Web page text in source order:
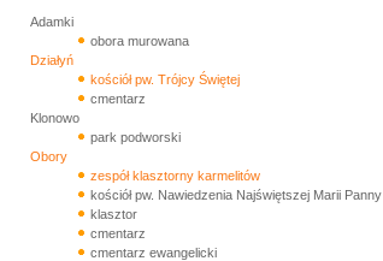
Adamki
obora murowana
Działyń
kościół pw. Trójcy Świętej
cmentarz
Klonowo
park podworski
Obory
zespół klasztorny karmelitów
kościół pw. Nawiedzenia Najświętszej Marii Panny
klasztor
cmentarz
cmentarz ewangelicki